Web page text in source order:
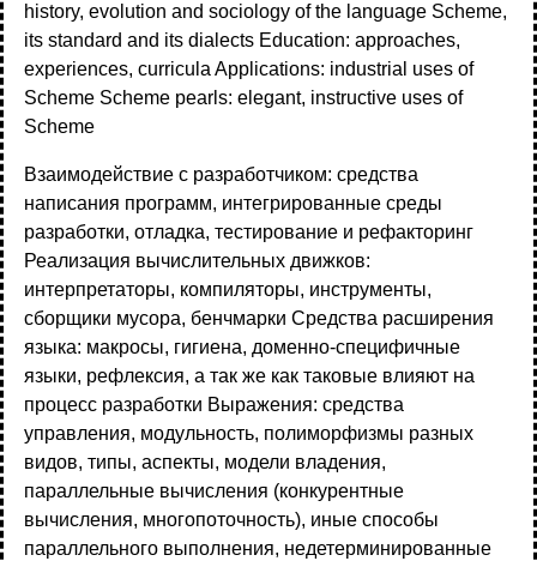
history, evolution and sociology of the language Scheme,
its standard and its dialects Education: approaches,
experiences, curricula Applications: industrial uses of
Scheme Scheme pearls: elegant, instructive uses of
Scheme
Взаимодействие с разработчиком: средства
написания программ, интегрированные среды
разработки, отладка, тестирование и рефакторинг
Реализация вычислительных движков:
интерпретаторы, компиляторы, инструменты,
сборщики мусора, бенчмарки Средства расширения
языка: макросы, гигиена, доменно-специфичные
языки, рефлексия, а так же как таковые влияют на
процесс разработки Выражения: средства
управления, модульность, полиморфизмы разных
видов, типы, аспекты, модели владения,
параллельные вычисления (конкурентные
вычисления, многопоточность), иные способы
параллельного выполнения, недетерминированные